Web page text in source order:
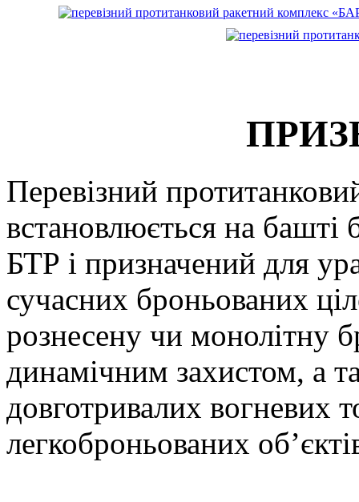
Перевізний
встановлюється на
БТР і призначений для
сучасних броньованих
рознесену чи монолітну
динамічним захистом, а
довготривалих вогневих
легкоброньованих